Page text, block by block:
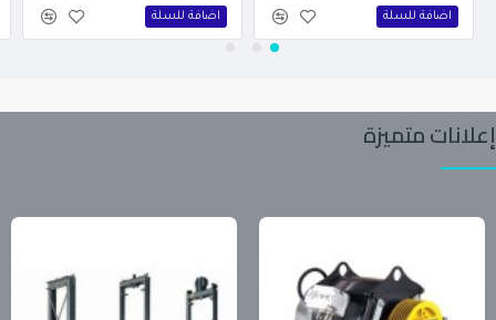
اضافة للسلة اضافة للسلة
إعلانات متميزة